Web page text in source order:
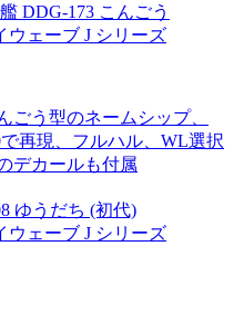
DDG-173 こんごう
ウェーブ J シリーズ
ごう型のネームシップ、
再現、フルハル、WL選択
デカールも付属
ゆうだち (初代)
ウェーブ J シリーズ